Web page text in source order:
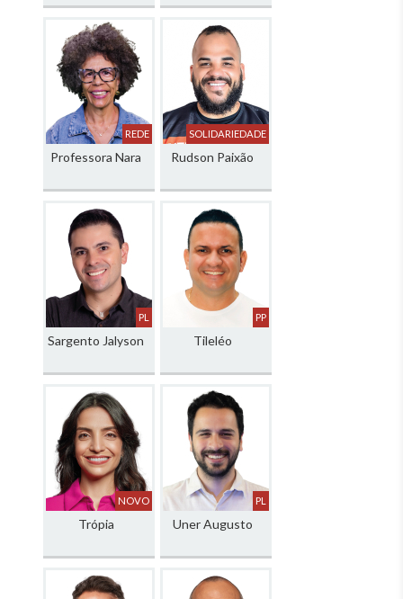
REDE
Professora Nara
SOLIDARIEDADE
Rudson Paixão
PL
Sargento Jalyson
PP
Tileléo
NOVO
Trópia
PL
Uner Augusto